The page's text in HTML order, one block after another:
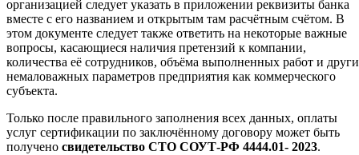
организацией следует указать в приложении реквизиты банка
вместе с его названием и открытым там расчётным счётом. В
этом документе следует также ответить на некоторые важные
вопросы, касающиеся наличия претензий к компании,
количества её сотрудников, объёма выполненных работ и
немаловажных параметров предприятия как коммерческого
субъекта.
Только после правильного заполнения всех данных, оплаты
услуг сертификации по заключённому договору может быть
получено свидетельство СТО СОУТ-РФ 4444.01- 2023.